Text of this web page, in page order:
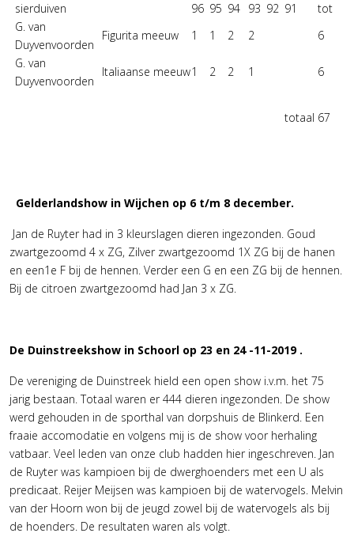
sierduiven 96 95 94 93 92 91
tot
G. van
Duyvenvoorden
Figurita meeuw 1 1 2 2
6
G. van
Duyvenvoorden
Italiaanse meeuw1 2 2 1 6
totaal 67
Gelderlandshow in Wijchen op 6 t/m 8 december.
Jan de Ruyter had in 3 kleurslagen dieren ingezonden. Goud
zwartgezoomd 4 x ZG, Zilver zwartgezoomd 1X ZG bij de hanen
en een1e F bij de hennen. Verder een G en een ZG bij de hennen.
Bij de citroen zwartgezoomd had Jan 3 x ZG.
De Duinstreekshow in Schoorl op 23 en 24 -11-2019 .
De vereniging de Duinstreek hield een open show i.v.m. het 75
jarig bestaan. Totaal waren er 444 dieren ingezonden. De show
werd gehouden in de sporthal van dorpshuis de Blinkerd. Een
fraaie accomodatie en volgens mij is de show voor herhaling
vatbaar. Veel leden van onze club hadden hier ingeschreven. Jan
de Ruyter was kampioen bij de dwerghoenders met een U als
predicaat. Reijer Meijsen was kampioen bij de watervogels. Melvin
van der Hoorn won bij de jeugd zowel bij de watervogels als bij
de hoenders. De resultaten waren als volgt.